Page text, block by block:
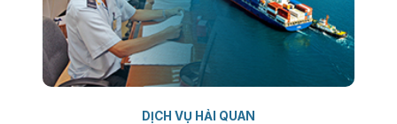
DỊCH VỤ HẢI QUAN